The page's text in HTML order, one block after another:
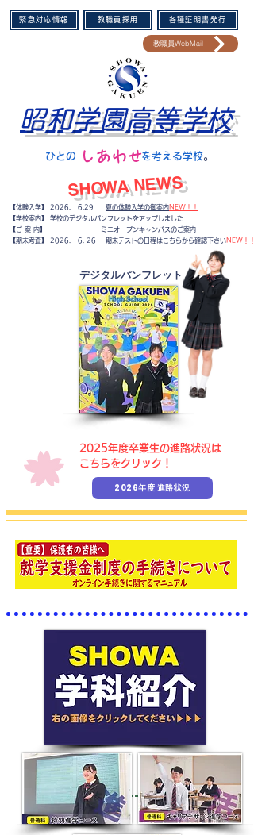
緊急対応情報 教職員採用 各種証明書発行
教職員WebMail
​SHOWA NEWS
【体験入学】 2026. 6.29 夏の体験入学の御案内 NEW！！
【学校案内】 学校のデジタルパンフレットをアップしました
【ご 案 内】
ミニオープンキャンパスのご案内
​【期末考査】
2026. 6. 26 期末テストの日程はこちらから確認下さいNEW！！
昭和学園高等学校
​ひとの を考える学校。​
​しあわせ
​デジタルパンフレット
​2025年度卒業生の進路状況は
こちらをクリック！
2026年度 進路状況